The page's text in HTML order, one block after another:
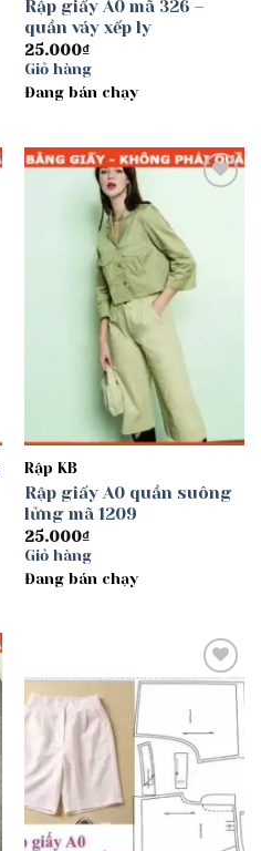
Rập giấy A0 mã 326 –
quần váy xếp ly
25.000₫
Giỏ hàng
Đang bán chạy
Rập KB
Rập giấy A0 quần suông
lửng mã 1209
25.000₫
Giỏ hàng
Đang bán chạy
Add to